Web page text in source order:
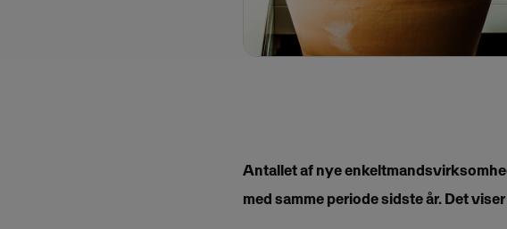
Antallet af nye
med samme periode sidste år. Det